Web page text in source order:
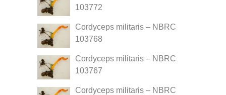
103772
Cordyceps militaris – NBRC
103768
Cordyceps militaris – NBRC
103767
Cordyceps militaris – NBRC